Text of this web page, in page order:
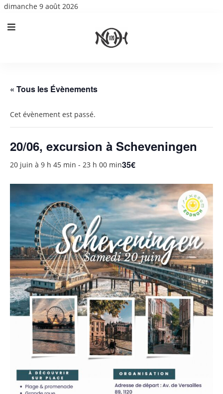
dimanche 9 août 2026
« Tous les Évènements
Cet évènement est passé.
20/06, excursion à Scheveningen
20 juin à 9 h 45 min - 23 h 00 min35€